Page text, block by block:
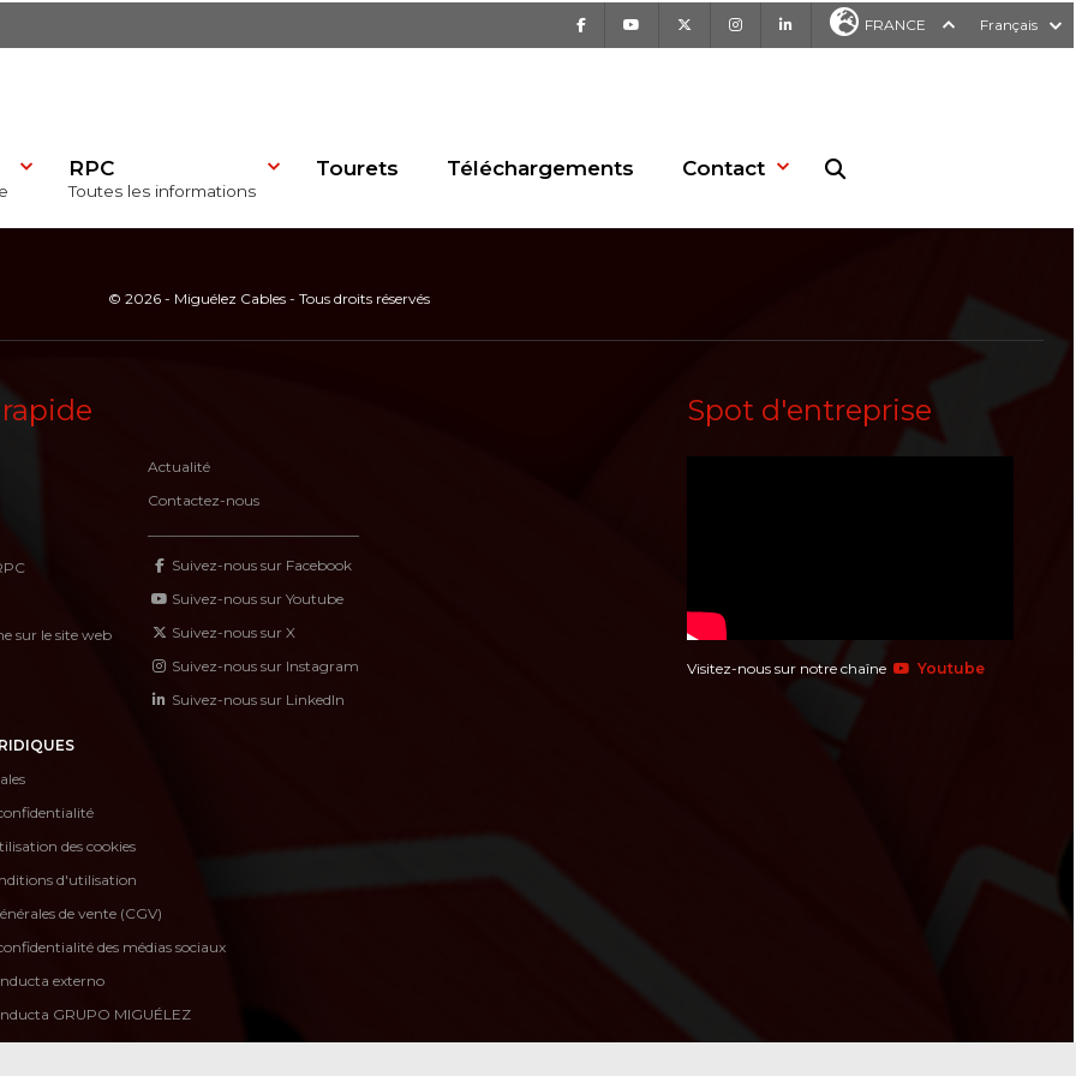
Facebook Youtube InstagramLinkedIn FRANCE Français
RPC
Toutes les informations
Tourets Téléchargements Contact
© 2026 - Miguélez Cables - Tous droits réservés
sur le site web
Actualité
Contactez-nous
Suivez-nous sur Facebook
Suivez-nous sur Youtube
Suivez-nous sur X
Suivez-nous sur Instagram
Suivez-nous sur LinkedIn
des cookies
d'utilisation
de vente (CGV)
des médias sociaux
externo
GRUPO MIGUÉLEZ
Spot d'entreprise
Visitez-nous sur notre chaîne Youtube